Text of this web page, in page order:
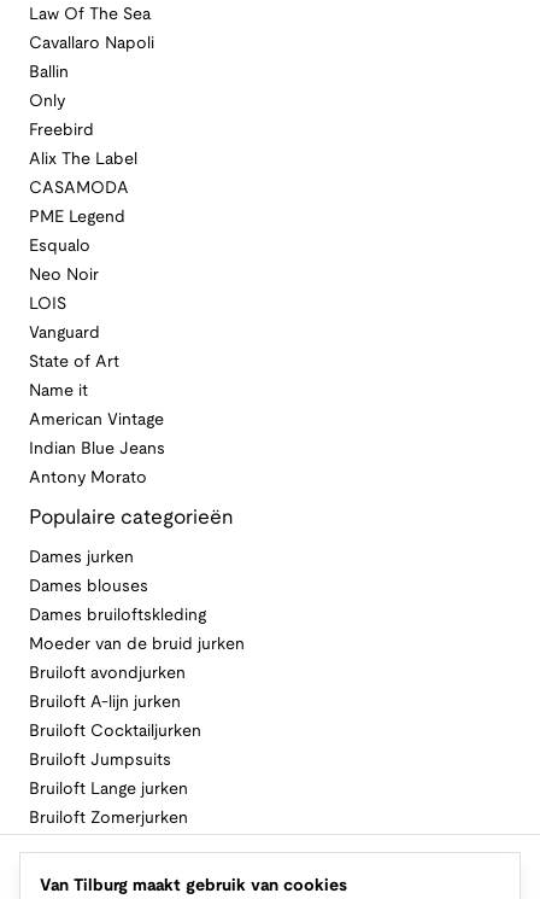
Law Of The Sea
Cavallaro Napoli
Ballin
Only
Freebird
Alix The Label
CASAMODA
PME Legend
Esqualo
Neo Noir
LOIS
Vanguard
State of Art
Name it
American Vintage
Indian Blue Jeans
Antony Morato
Populaire categorieën
Dames jurken
Dames blouses
Dames bruiloftskleding
Moeder van de bruid jurken
Bruiloft avondjurken
Bruiloft A-lijn jurken
Bruiloft Cocktailjurken
Bruiloft Jumpsuits
Bruiloft Lange jurken
Bruiloft Zomerjurken
Volg Van Tilburg
Van Tilburg maakt gebruik van cookies